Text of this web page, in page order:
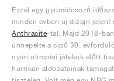
Ezzel egy gyümölcsöző
minden évben új dizájn jelent
Anthracite-tal. Majd 2018-
ünnepelte a cipő 30.
nyári olimpiai játékok előtt
hurrikán áldozatainak